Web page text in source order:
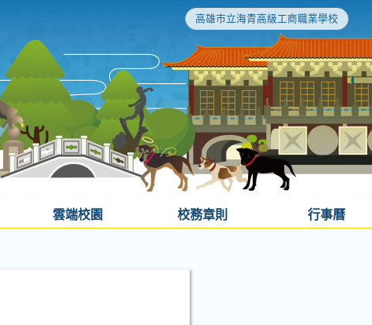
高雄市立海青高級工商職業學校
雲端校園 校務章則 行事曆